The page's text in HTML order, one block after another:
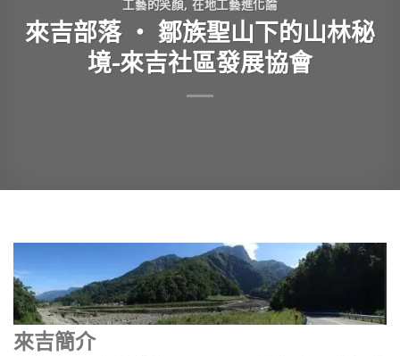
工藝的笑顏, 在地工藝進化論
來吉部落 ‧ 鄒族聖山下的山林秘
境-來吉社區發展協會
來吉簡介